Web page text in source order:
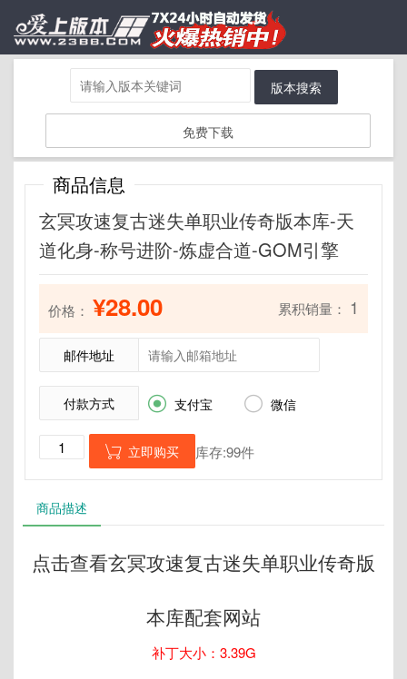
版本搜索
免费下载
商品信息
玄冥攻速复古迷失单职业传奇版本库-天
道化身-称号进阶-炼虚合道-GOM引擎
价格： ¥28.00 累积销量： 1
邮件地址
付款方式  支付宝  微信
 立即购买 库存:99件
商品描述
点击查看玄冥攻速复古迷失单职业传奇版
本库配套网站
补丁大小：3.39G